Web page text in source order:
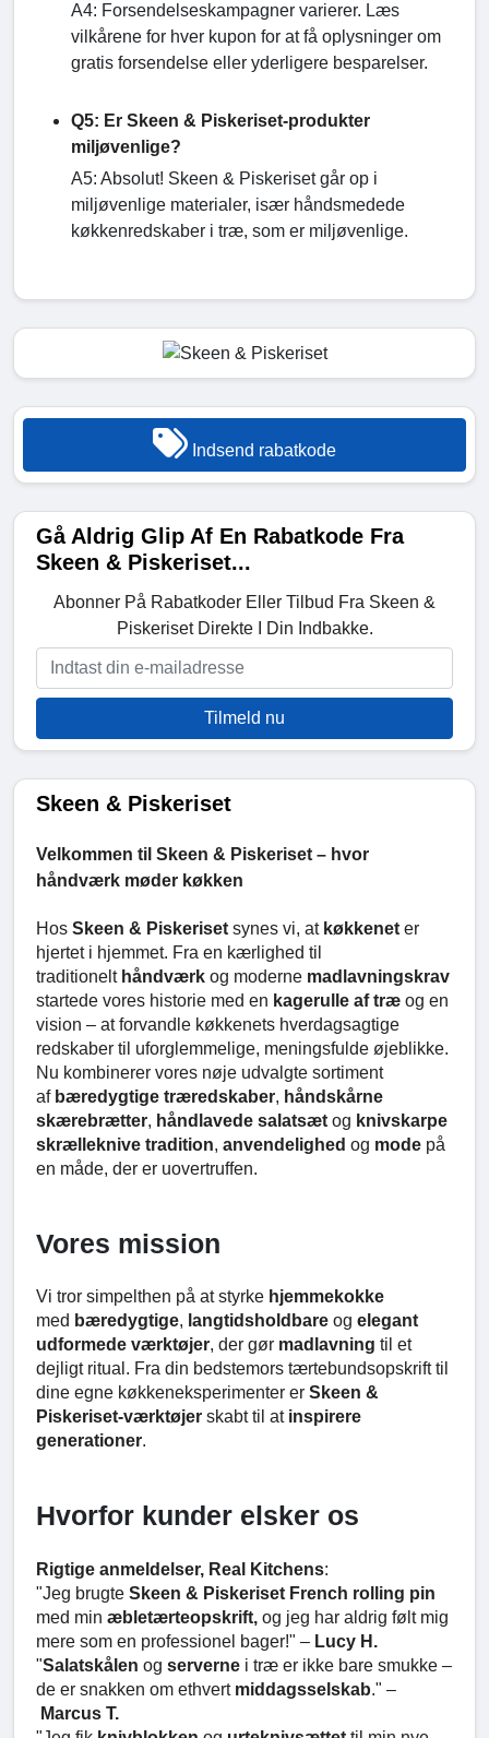
A4: Forsendelseskampagner varierer. Læs
vilkårene for hver kupon for at få oplysninger om
gratis forsendelse eller yderligere besparelser.
Q5: Er Skeen & Piskeriset-produkter
miljøvenlige?
A5: Absolut! Skeen & Piskeriset går op i
miljøvenlige materialer, især håndsmedede
køkkenredskaber i træ, som er miljøvenlige.
Indsend rabatkode
Gå Aldrig Glip Af En Rabatkode Fra
Skeen & Piskeriset...
Abonner På Rabatkoder Eller Tilbud Fra Skeen &
Piskeriset Direkte I Din Indbakke.
Tilmeld nu
Skeen & Piskeriset
Velkommen til Skeen & Piskeriset – hvor
håndværk møder køkken
Hos Skeen & Piskeriset synes vi, at køkkenet er
hjertet i hjemmet. Fra en kærlighed til
traditionelt håndværk og moderne madlavningskrav
startede vores historie med en kagerulle af træ og en
vision – at forvandle køkkenets hverdagsagtige
redskaber til uforglemmelige, meningsfulde øjeblikke.
Nu kombinerer vores nøje udvalgte sortiment
af bæredygtige træredskaber, håndskårne
skærebrætter, håndlavede salatsæt og knivskarpe
skrælleknive tradition, anvendelighed og mode på
en måde, der er uovertruffen.
Vores mission
Vi tror simpelthen på at styrke hjemmekokke
med bæredygtige, langtidsholdbare og elegant
udformede værktøjer, der gør madlavning til et
dejligt ritual. Fra din bedstemors tærtebundsopskrift til
dine egne køkkeneksperimenter er Skeen &
Piskeriset-værktøjer skabt til at inspirere
generationer.
Hvorfor kunder elsker os
Rigtige anmeldelser, Real Kitchens:
"Jeg brugte Skeen & Piskeriset French rolling pin
med min æbletærteopskrift, og jeg har aldrig følt mig
mere som en professionel bager!" – Lucy H.
"Salatskålen og serverne i træ er ikke bare smukke –
de er snakken om ethvert middagsselskab." –
Marcus T.